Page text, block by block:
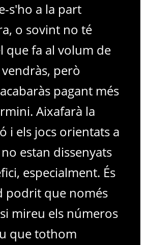
s'ho a la part
o sovint no té
que fa al volum de
però
pagant més
Aixafarà la
i els jocs orientats a
estan dissenyats
especialment. És
podrit que només
mireu els números
que tothom